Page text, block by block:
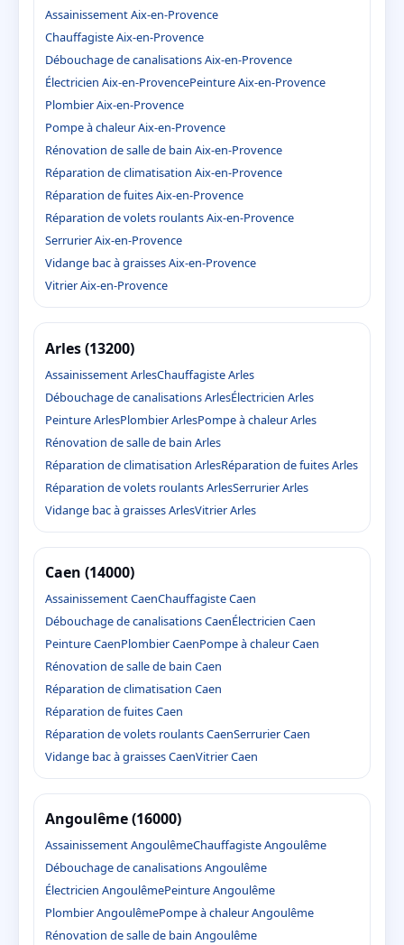
Assainissement Aix-en-Provence
Chauffagiste Aix-en-Provence
Débouchage de canalisations Aix-en-Provence
Électricien Aix-en-ProvencePeinture Aix-en-Provence
Plombier Aix-en-Provence
Pompe à chaleur Aix-en-Provence
Rénovation de salle de bain Aix-en-Provence
Réparation de climatisation Aix-en-Provence
Réparation de fuites Aix-en-Provence
Réparation de volets roulants Aix-en-Provence
Serrurier Aix-en-Provence
Vidange bac à graisses Aix-en-Provence
Vitrier Aix-en-Provence
Arles (13200)
Assainissement ArlesChauffagiste Arles
Débouchage de canalisations ArlesÉlectricien Arles
Peinture ArlesPlombier ArlesPompe à chaleur Arles
Rénovation de salle de bain Arles
Réparation de climatisation ArlesRéparation de fuites Arles
Réparation de volets roulants ArlesSerrurier Arles
Vidange bac à graisses ArlesVitrier Arles
Caen (14000)
Assainissement CaenChauffagiste Caen
Débouchage de canalisations CaenÉlectricien Caen
Peinture CaenPlombier CaenPompe à chaleur Caen
Rénovation de salle de bain Caen
Réparation de climatisation Caen
Réparation de fuites Caen
Réparation de volets roulants CaenSerrurier Caen
Vidange bac à graisses CaenVitrier Caen
Angoulême (16000)
Assainissement AngoulêmeChauffagiste Angoulême
Débouchage de canalisations Angoulême
Électricien AngoulêmePeinture Angoulême
Plombier AngoulêmePompe à chaleur Angoulême
Rénovation de salle de bain Angoulême